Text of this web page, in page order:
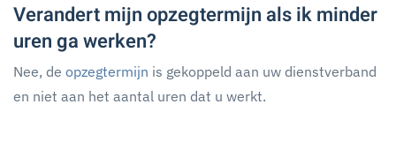
Verandert mijn opzegtermijn als ik minder
uren ga werken?
Nee, de opzegtermijn is gekoppeld aan uw dienstverband
en niet aan het aantal uren dat u werkt.